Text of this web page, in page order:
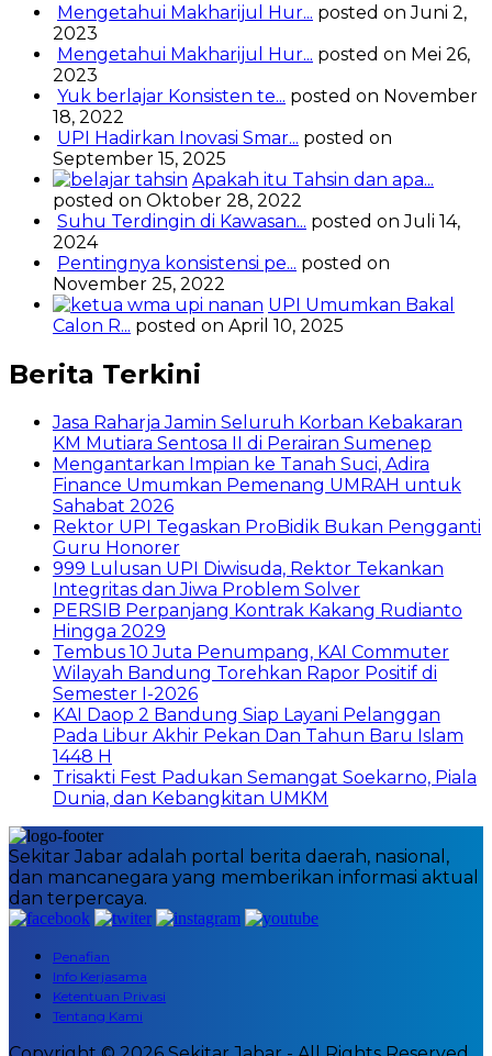
Mengetahui Makharijul Hur... posted on Juni 2,
2023
Mengetahui Makharijul Hur... posted on Mei 26,
2023
Yuk berlajar Konsisten te... posted on November
18, 2022
UPI Hadirkan Inovasi Smar... posted on
September 15, 2025
Apakah itu Tahsin dan apa...
posted on Oktober 28, 2022
Suhu Terdingin di Kawasan... posted on Juli 14,
2024
Pentingnya konsistensi pe... posted on
November 25, 2022
UPI Umumkan Bakal
Calon R... posted on April 10, 2025
Berita Terkini
Jasa Raharja Jamin Seluruh Korban Kebakaran
KM Mutiara Sentosa II di Perairan Sumenep
Mengantarkan Impian ke Tanah Suci, Adira
Finance Umumkan Pemenang UMRAH untuk
Sahabat 2026
Rektor UPI Tegaskan ProBidik Bukan Pengganti
Guru Honorer
999 Lulusan UPI Diwisuda, Rektor Tekankan
Integritas dan Jiwa Problem Solver
PERSIB Perpanjang Kontrak Kakang Rudianto
Hingga 2029
Tembus 10 Juta Penumpang, KAI Commuter
Wilayah Bandung Torehkan Rapor Positif di
Semester I-2026
KAI Daop 2 Bandung Siap Layani Pelanggan
Pada Libur Akhir Pekan Dan Tahun Baru Islam
1448 H
Trisakti Fest Padukan Semangat Soekarno, Piala
Dunia, dan Kebangkitan UMKM
Sekitar Jabar adalah portal berita daerah, nasional,
dan mancanegara yang memberikan informasi aktual
dan terpercaya.
Penafian
Info Kerjasama
Ketentuan Privasi
Tentang Kami